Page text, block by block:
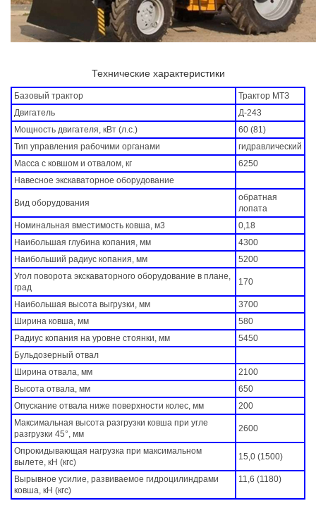
Технические характеристики
Базовый трактор
Трактор МТЗ
Двигатель
Д-243
Мощность двигателя, кВт (л.с.)
60 (81)
Тип управления рабочими органами
гидравлический
Масса с ковшом и отвалом, кг
6250
Навесное экскаваторное оборудование
Вид оборудования
обратная
лопата
Номинальная вместимость ковша, м3
0,18
Наибольшая глубина копания, мм
4300
Наибольший радиус копания, мм
5200
Угол поворота экскаваторного оборудование в плане,
град
170
Наибольшая высота выгрузки, мм
3700
Ширина ковша, мм
580
Радиус копания на уровне стоянки, мм
5450
Бульдозерный отвал
Ширина отвала, мм
2100
Высота отвала, мм
650
Опускание отвала ниже поверхности колес, мм
200
Максимальная высота разгрузки ковша при угле
разгрузки 45°, мм
2600
Опрокидывающая нагрузка при максимальном
вылете, кН (кгс)
15,0 (1500)
Вырывное усилие, развиваемое гидроцилиндрами
ковша, кН (кгс)
11,6 (1180)